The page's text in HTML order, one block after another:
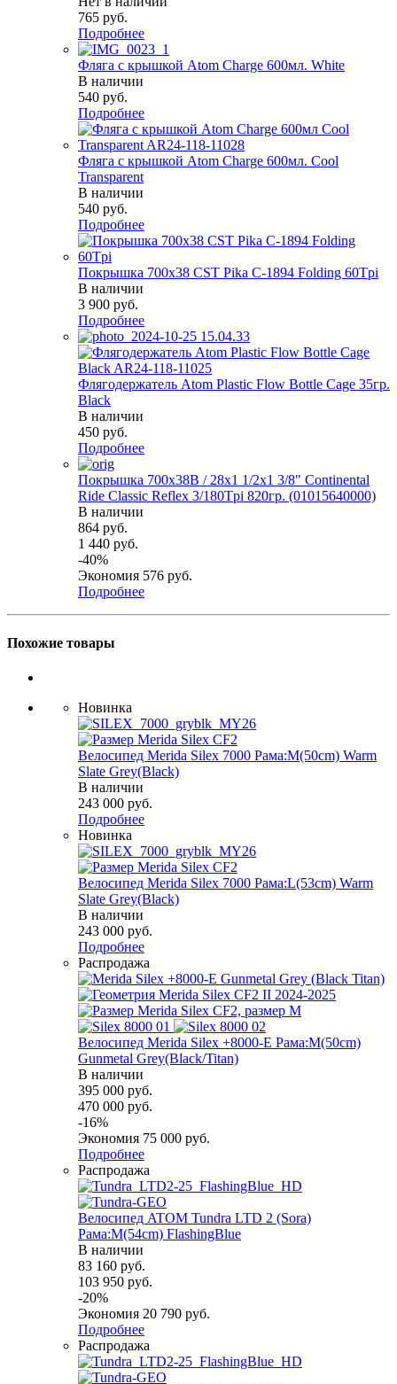
765 руб.
Подробнее
Фляга с крышкой Atom Charge 600мл. White
В наличии
540 руб.
Подробнее
Фляга с крышкой Atom Charge 600мл. Cool
Transparent
В наличии
540 руб.
Подробнее
Покрышка 700x38 CST Pika C-1894 Folding 60Tpi
В наличии
3 900 руб.
Подробнее
Флягодержатель Atom Plastic Flow Bottle Cage 35гр.
Black
В наличии
450 руб.
Подробнее
Покрышка 700x38B / 28x1 1/2х1 3/8" Continental
Ride Classic Reflex 3/180Tpi 820гр. (01015640000)
В наличии
864 руб.
1 440 руб.
-40%
Экономия 576 руб.
Подробнее
Похожие товары
Новинка
Велосипед Merida Silex 7000 Рама:M(50cm) Warm
Slate Grey(Black)
В наличии
243 000 руб.
Подробнее
Новинка
Велосипед Merida Silex 7000 Рама:L(53cm) Warm
Slate Grey(Black)
В наличии
243 000 руб.
Подробнее
Распродажа
Велосипед Merida Silex +8000-E Рама:M(50cm)
Gunmetal Grey(Black/Titan)
В наличии
395 000 руб.
470 000 руб.
-16%
Экономия 75 000 руб.
Подробнее
Распродажа
Велосипед ATOM Tundra LTD 2 (Sora)
Рама:M(54cm) FlashingBlue
В наличии
83 160 руб.
103 950 руб.
-20%
Экономия 20 790 руб.
Подробнее
Распродажа